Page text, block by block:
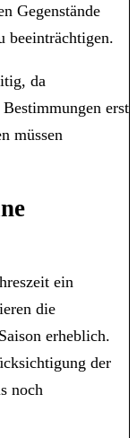
Gegenstände
beeinträchtigen.
da
erst
müssen
ein
die
erheblich.
der
noch